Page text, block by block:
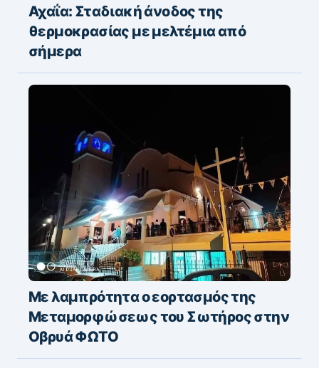
Αχαΐα: Σταδιακή άνοδος της
θερμοκρασίας με μελτέμια από
σήμερα
Με λαμπρότητα ο εορτασμός της
Μεταμορφώσεως του Σωτήρος στην
Οβρυά ΦΩΤΟ